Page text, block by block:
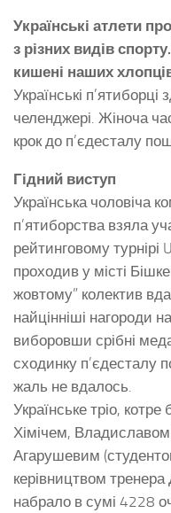
Українські атлети
з різних видів
кишені наших
Українські
челенджері. Жіноча
крок до п’єдесталу
Гідний виступ
Українська чоловіча
п’ятиборства взяла
рейтинговому
проходив у місті
жовтому” колектив
найцінніші нагороди
виборовши срібні
сходинку
жаль не вдалось.
Українське тріо,
Хімічем,
Агарушевим
керівництвом
набрало в сумі 4228